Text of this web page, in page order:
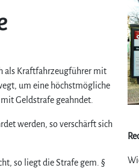
als Kraftfahrzeugführer mit
um eine höchstmögliche
Geldstrafe geahndet.
werden, so verschärft sich
so liegt die Strafe gem. §